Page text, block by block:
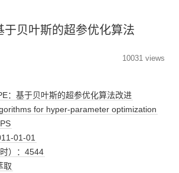
于贝叶斯的超参优化算法
10031 views
：基于贝叶斯的超参优化算法改进
for hyper-parameter optimization
01-01
）：4544
取